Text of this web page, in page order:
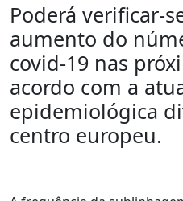
Poderá verificar-
aumento do
covid-19 nas
acordo com a
epidemiológica
centro europeu.